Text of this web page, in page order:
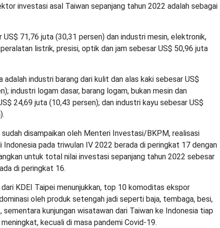
investasi asal Taiwan sepanjang tahun 2022 adalah sebagai
71,76 juta (30,31 persen) dan industri mesin, elektronik,
listrik, presisi, optik dan jam sebesar US$ 50,96 juta
industri barang dari kulit dan alas kaki sebesar US$
industri logam dasar, barang logam, bukan mesin dan
24,69 juta (10,43 persen); dan industri kayu sebesar US$
sudah disampaikan oleh Menteri Investasi/BKPM, realisasi
Indonesia pada triwulan IV 2022 berada di peringkat 17 dengan
untuk total nilai investasi sepanjang tahun 2022 sebesar
di peringkat 16.
KDEI Taipei menunjukkan, top 10 komoditas ekspor
oleh produk setengah jadi seperti baja, tembaga, besi,
sementara kunjungan wisatawan dari Taiwan ke Indonesia tiap
kecuali di masa pandemi Covid-19.